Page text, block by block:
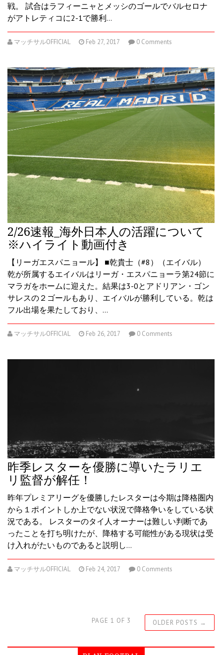
戦。 試合はラフィーニャとメッシのゴールでバルセロナ
がアトレティコに2-1で勝利…
マッチサルOFFICIAL Feb 27, 2017 0 Comments
2/26速報_海外日本人の活躍について
※ハイライト動画付き
【リーガエスパニョール】 ■乾貴士（#8）（エイバル）
乾が所属するエイバルはリーガ・エスパニョーラ第24節に
マラガをホームに迎えた。結果は3-0とアドリアン・ゴン
サレスの２ゴールもあり、エイバルが勝利している。乾は
フル出場を果たしており、…
マッチサルOFFICIAL Feb 26, 2017 0 Comments
昨季レスターを優勝に導いたラリエ
リ監督が解任！
昨年プレミアリーグを優勝したレスターは今期は降格圏内
から１ポイントしか上でない状況で降格争いをしている状
況である。 レスターのタイ人オーナーは難しい判断であ
ったことを打ち明けたが、降格する可能性がある現状は受
け入れがたいものであると説明し…
マッチサルOFFICIAL Feb 24, 2017 0 Comments
PAGE 1 OF 3 OLDER POSTS →